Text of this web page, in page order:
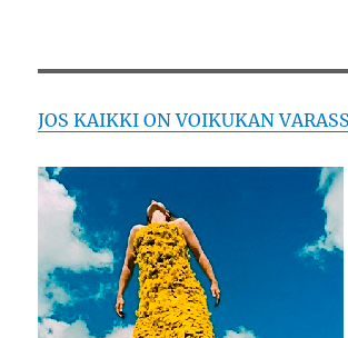
JOS KAIKKI ON VOIKUKAN